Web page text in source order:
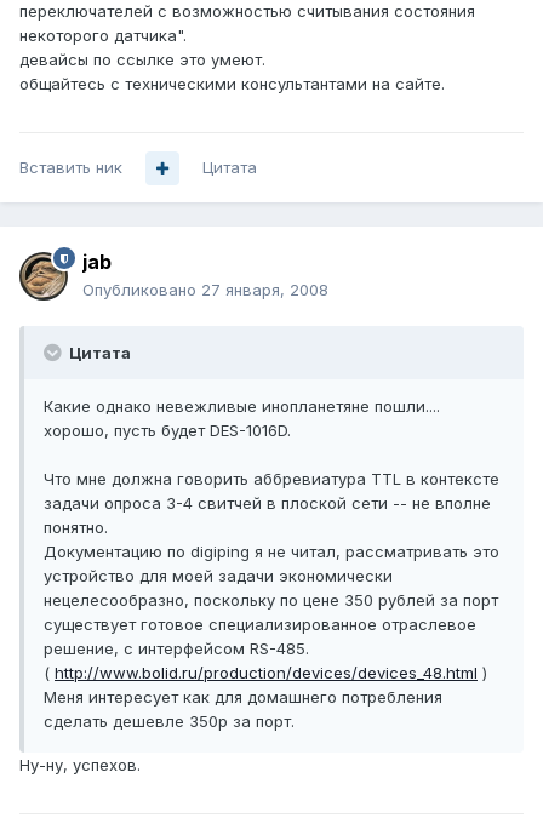
переключателей с возможностью считывания состояния
некоторого датчика".
девайсы по ссылке это умеют.
общайтесь с техническими консультантами на сайте.
Вставить ник Цитата
jab
Опубликовано 27 января, 2008
Цитата
Какие однако невежливые инопланетяне пошли....
хорошо, пусть будет DES-1016D.
Что мне должна говорить аббревиатура TTL в контексте
задачи опроса 3-4 свитчей в плоской сети -- не вполне
понятно.
Документацию по digiping я не читал, рассматривать это
устройство для моей задачи экономически
нецелесообразно, поскольку по цене 350 рублей за порт
существует готовое специализированное отраслевое
решение, с интерфейсом RS-485.
( http://www.bolid.ru/production/devices/devices_48.html )
Меня интересует как для домашнего потребления
сделать дешевле 350р за порт.
Ну-ну, успехов.